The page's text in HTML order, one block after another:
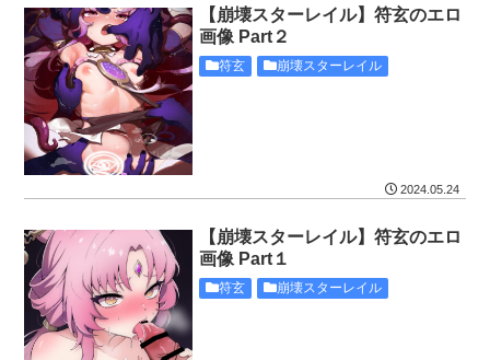
【崩壊スターレイル】符玄のエロ
画像 Part２
符玄 崩壊スターレイル
2024.05.24
【崩壊スターレイル】符玄のエロ
画像 Part１
符玄 崩壊スターレイル